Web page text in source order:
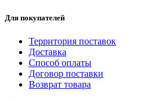
Для покупателей
Территория поставок
Доставка
Способ оплаты
Договор поставки
Возврат товара